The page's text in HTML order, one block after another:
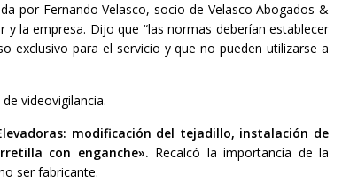
por Fernando Velasco, socio de Velasco Abogados &
la empresa. Dijo que “las normas deberían establecer
exclusivo para el servicio y que no pueden utilizarse a
videovigilancia.
modificación del tejadillo, instalación de
con enganche». Recalcó la importancia de la
ser fabricante.